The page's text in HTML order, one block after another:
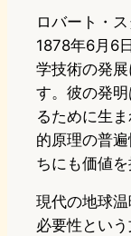
ロバート・
1878年6月6
学技術の発
す。彼の発
るために生
的原理の普
ちにも価値を
現代の地球
必要性とい